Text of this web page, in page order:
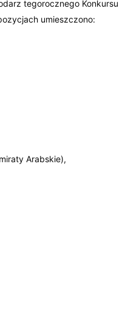
tegorocznego Konkursu
umieszczono:
Arabskie),